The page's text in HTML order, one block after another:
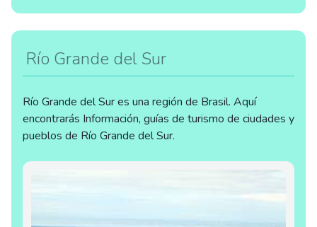
Río Grande del Sur
Río Grande del Sur es una región de Brasil. Aquí
encontrarás Información, guías de turismo de ciudades y
pueblos de Río Grande del Sur.